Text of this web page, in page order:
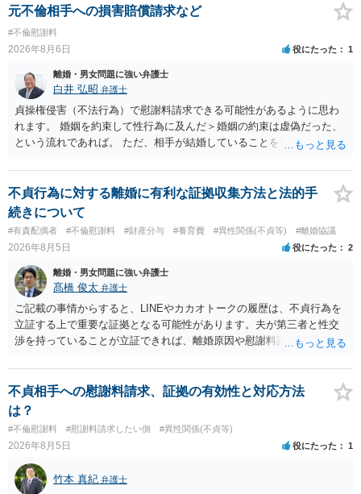
元不倫相手への損害賠償請求など
#不倫慰謝料
2026年8月6日 役にたった 1
離婚・男女問題に強い弁護士
白井 弘昭 弁護士
貞操権侵害（不法行為）で慰謝料請求できる可能性があるように思わ
れます。 婚姻を約束して性行為に及んだ＞婚姻の約束は虚偽だった、
という流れであれば。 ただ、相手が結婚していることを知って行為に
性も認められそうですので、あまり慰謝料は高額にならないように思
われます。 一度、最寄りの弁護士に相談してみてください。
不貞行為に対する離婚に有利な証拠収集方法と法的手
続きについて
#有責配偶者 #不倫慰謝料 #財産分与 #養育費 #異性関係(不貞等) #離婚協議
2026年8月5日 役にたった 2
離婚・男女問題に強い弁護士
髙橋 俊太 弁護士
ご記載の事情からすると、LINEやカカオトークの履歴は、不貞行為を
立証する上で重要な証拠となる可能性があります。夫が第三者と性交
渉を持っていることが立証できれば、離婚原因や慰謝料請求を検討す
性的関係を継続しているのであれば、その期間や回数が分かる資料は
できるだけ保存しておくことをお勧めいたします。 他方、「夫に不貞
がある＝財産分与でも多くもらえる」「当然に親権を取得できる」と
いう関係にはありません。まず、財産分与は、基本的には夫婦が婚姻
中に形成した財産を清算する制度ですので、不貞行為の有無とは別
に、預貯金、不動産、保険、退職金等の資料を確保しておくことが重
要です。また、子の親権については、夫婦間の責任問題とは別に、
「どのような形がお子様の利益になるか」という観点です。そのた
不貞相手への慰謝料請求、証拠の有効性と対応方法
は？
#不倫慰謝料 #慰謝料請求したい側 #異性関係(不貞等)
2026年8月5日 役にたった 1
竹本 真紀 弁護士